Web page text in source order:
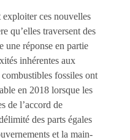
ces nouvelles
qu’elles traversent des
une réponse en partie
inhérentes aux
fossiles ont
en 2018 lorsque les
de l’accord de
des parts égales
et la main-